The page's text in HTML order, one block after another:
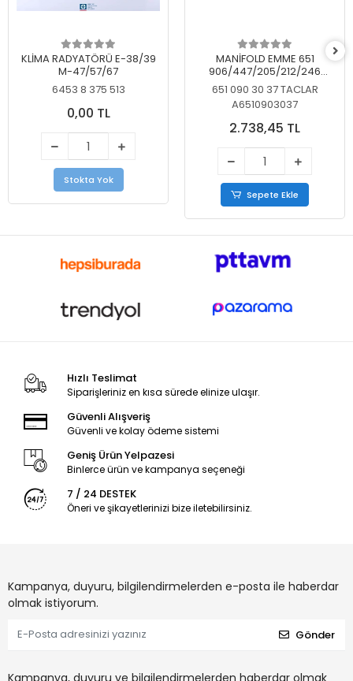
KLİMA RADYATÖRÜ E-38/39
M-47/57/67
6453 8 375 513
0,00 TL
Stokta Yok
MANİFOLD EMME 651
906/447/205/212/246
KELEBEKSİZ
651 090 30 37 TACLAR
A6510903037
2.738,45 TL
Sepete Ekle
Hızlı Teslimat
Siparişleriniz en kısa sürede elinize ulaşır.
Güvenli Alışveriş
Güvenli ve kolay ödeme sistemi
Geniş Ürün Yelpazesi
Binlerce ürün ve kampanya seçeneği
7 / 24 DESTEK
Öneri ve şikayetlerinizi bize iletebilirsiniz.
Kampanya, duyuru, bilgilendirmelerden e-posta ile haberdar
olmak istiyorum.
Gönder
Kampanya, duyuru ve bilgilendirmelerden haberdar olmak